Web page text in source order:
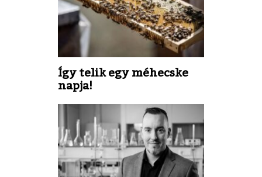
Így telik egy méhecske
napja!